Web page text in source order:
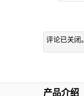
评论已关闭。
产品介绍